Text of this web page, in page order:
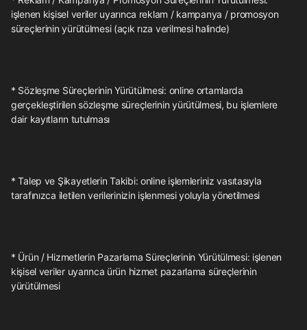
işlenen kişisel veriler uyarınca reklam / kampanya / promosyon
süreçlerinin yürütülmesi (açık rıza verilmesi halinde)
* Sözleşme Süreçlerinin Yürütülmesi: online ortamlarda
gerçekleştirilen sözleşme süreçlerinin yürütülmesi, bu işlemlere
dair kayıtların tutulması
* Talep ve Şikayetlerin Takibi: online işlemleriniz vasıtasıyla
tarafınızca iletilen verilerinizin işlenmesi yoluyla yönetilmesi
* Ürün / Hizmetlerin Pazarlama Süreçlerinin Yürütülmesi: işlenen
kişisel veriler uyarınca ürün hizmet pazarlama süreçlerinin
yürütülmesi